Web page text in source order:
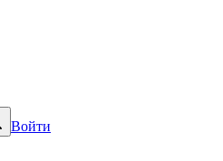
Войти